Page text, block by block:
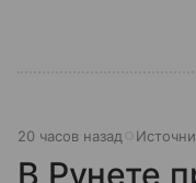
20 часов назад
В Рунете